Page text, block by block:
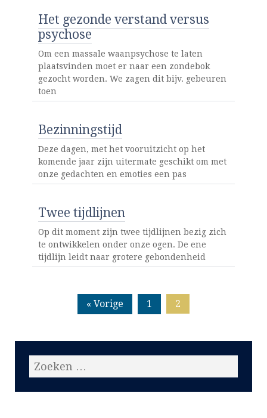
Het gezonde verstand versus
psychose
Om een massale waanpsychose te laten
plaatsvinden moet er naar een zondebok
gezocht worden. We zagen dit bijv. gebeuren
toen
Bezinningstijd
Deze dagen, met het vooruitzicht op het
komende jaar zijn uitermate geschikt om met
onze gedachten en emoties een pas
Twee tijdlijnen
Op dit moment zijn twee tijdlijnen bezig zich
te ontwikkelen onder onze ogen. De ene
tijdlijn leidt naar grotere gebondenheid
« Vorige 1 2